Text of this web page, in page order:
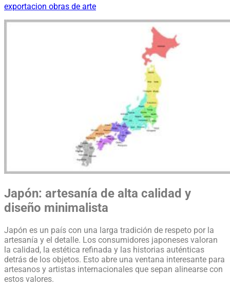
exportacion obras de arte
Japón: artesanía de alta calidad y
diseño minimalista
Japón es un país con una larga tradición de respeto por la
artesanía y el detalle. Los consumidores japoneses valoran
la calidad, la estética refinada y las historias auténticas
detrás de los objetos. Esto abre una ventana interesante para
artesanos y artistas internacionales que sepan alinearse con
estos valores.